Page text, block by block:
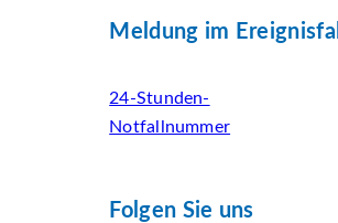
Meldung im Ereignisfall
24-Stunden-
Notfallnummer
Folgen Sie uns